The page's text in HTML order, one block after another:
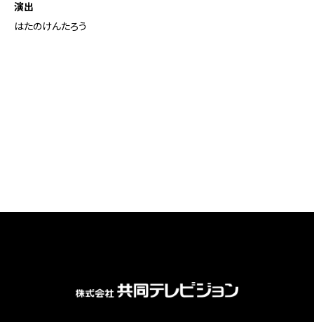
演出
はたのけんたろう